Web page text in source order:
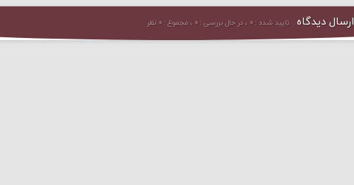
ارسال دیدگاه تایید شده : ۰ ، در حال بررسی : ۰ ، مجموع : ۰ نظر